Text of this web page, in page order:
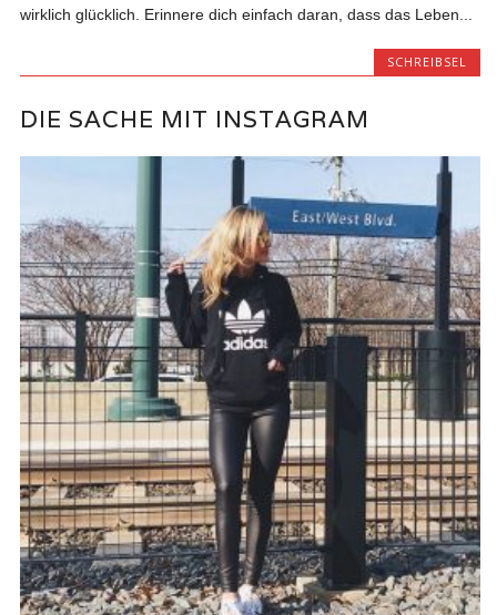
wirklich glücklich. Erinnere dich einfach daran, dass das Leben...
SCHREIBSEL
DIE SACHE MIT INSTAGRAM